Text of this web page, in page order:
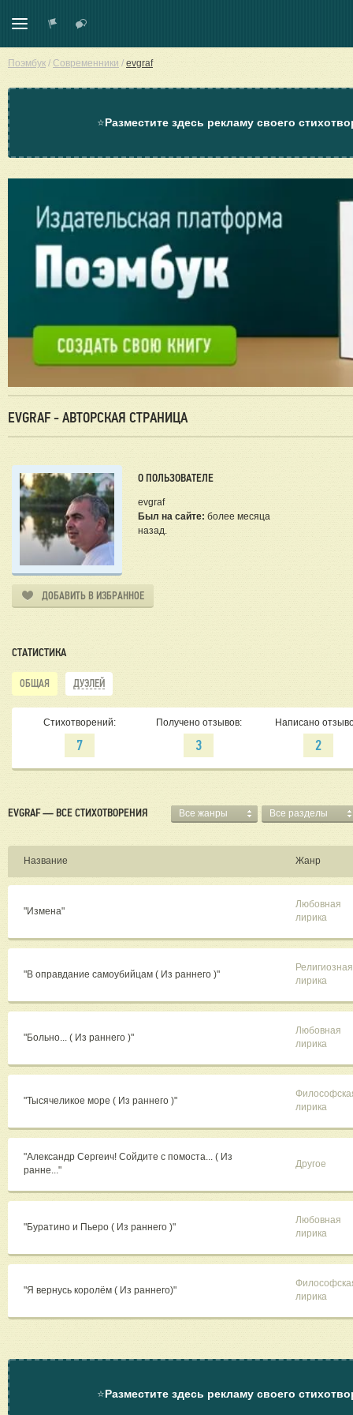
Поэмбук / Современники / evgraf
⭐Разместите здесь рекламу своего
EVGRAF - АВТОРСКАЯ СТРАНИЦА
О ПОЛЬЗОВАТЕЛЕ
evgraf
Был на сайте: более месяца
назад.
ДОБАВИТЬ В ИЗБРАННОЕ
СТАТИСТИКА
ОБЩАЯ ДУЭЛЕЙ
Стихотворений:
7
Получено отзывов:
3
Написано
2
EVGRAF — ВСЕ СТИХОТВОРЕНИЯ Все жанры Все разделы
Название Жанр
"Измена"
Любовная
лирика
"В оправдание самоубийцам ( Из раннего )"
Религиозная
лирика
"Больно... ( Из раннего )"
Любовная
лирика
"Тысячеликое море ( Из раннего )"
лирика
"Александр Сергеич! Сойдите с помоста... ( Из
ранне..."
Другое
"Буратино и Пьеро ( Из раннего )"
Любовная
лирика
"Я вернусь королём ( Из раннего)"
лирика
⭐Разместите здесь рекламу своего